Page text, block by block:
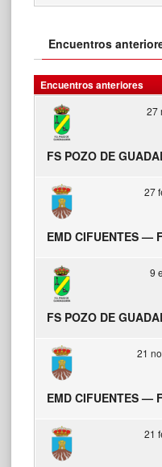
Encuentros
Encuentros anteriores
27
FS POZO DE
27
EMD CIFUENTES —
9
FS POZO DE
21
EMD CIFUENTES —
21